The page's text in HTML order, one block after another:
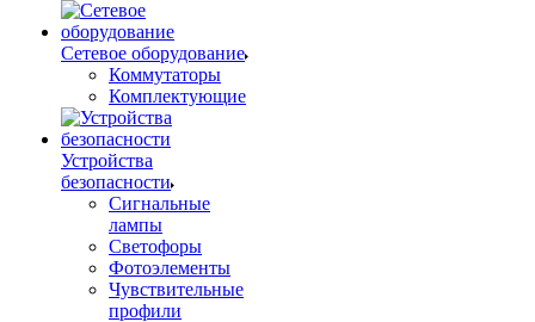
Сетевое оборудование
Коммутаторы
Комплектующие
Устройства
безопасности
Сигнальные
лампы
Светофоры
Фотоэлементы
Чувствительные
профили